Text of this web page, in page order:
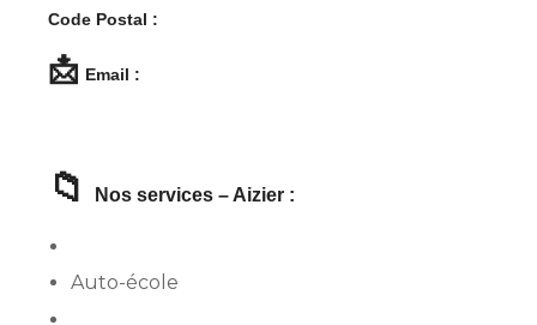
Code Postal :
📩 Email :
📁 Nos services – Aizier :
Auto-école